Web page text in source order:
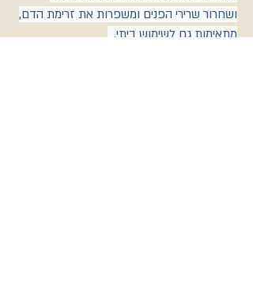
ושחרור שרירי הפנים ומשפרות את זרימת הדם,
מתאימות גם לשימוש ביתי.